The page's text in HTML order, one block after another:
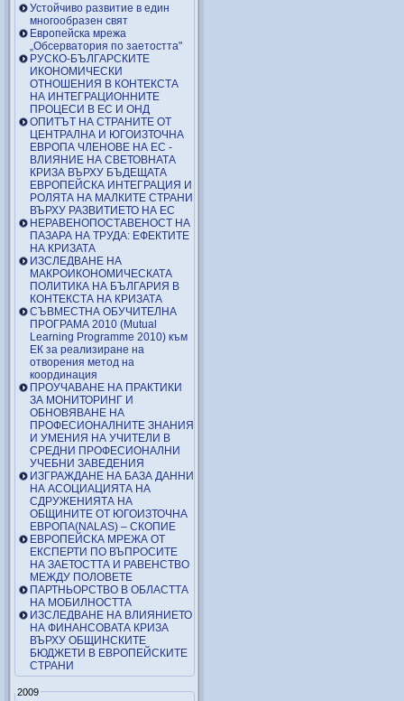
Устойчиво развитие в един
многообразен свят
Европейска мрежа
„Обсерватория по заетостта"
РУСКО-БЪЛГАРСКИТЕ
ИКОНОМИЧЕСКИ
ОТНОШЕНИЯ В КОНТЕКСТА
НА ИНТЕГРАЦИОННИТЕ
ПРОЦЕСИ В ЕС И ОНД
ОПИТЪТ НА СТРАНИТЕ ОТ
ЦЕНТРАЛНА И ЮГОИЗТОЧНА
ЕВРОПА ЧЛЕНОВЕ НА ЕС -
ВЛИЯНИЕ НА СВЕТОВНАТА
КРИЗА ВЪРХУ БЪДЕЩАТА
ЕВРОПЕЙСКА ИНТЕГРАЦИЯ И
РОЛЯТА НА МАЛКИТЕ СТРАНИ
ВЪРХУ РАЗВИТИЕТО НА ЕС
НЕРАВЕНОПОСТАВЕНОСТ НА
ПАЗАРА НА ТРУДА: ЕФЕКТИТЕ
НА КРИЗАТА
ИЗСЛЕДВАНЕ НА
МАКРОИКОНОМИЧЕСКАТА
ПОЛИТИКА НА БЪЛГАРИЯ В
КОНТЕКСТА НА КРИЗАТА
СЪВМЕСТНА ОБУЧИТЕЛНА
ПРОГРАМА 2010 (Mutual
Learning Programme 2010) към
ЕК за реализиране на
отворения метод на
координация
ПРОУЧАВАНЕ НА ПРАКТИКИ
ЗА МОНИТОРИНГ И
ОБНОВЯВАНЕ НА
ПРОФЕСИОНАЛНИТЕ ЗНАНИЯ
И УМЕНИЯ НА УЧИТЕЛИ В
СРЕДНИ ПРОФЕСИОНАЛНИ
УЧЕБНИ ЗАВЕДЕНИЯ
ИЗГРАЖДАНЕ НА БАЗА ДАННИ
НА АСОЦИАЦИЯТА НА
СДРУЖЕНИЯТА НА
ОБЩИНИТЕ ОТ ЮГОИЗТОЧНА
ЕВРОПА(NALAS) – СКОПИЕ
ЕВРОПЕЙСКА МРЕЖА ОТ
ЕКСПЕРТИ ПО ВЪПРОСИТЕ
НА ЗАЕТОСТТА И РАВЕНСТВО
МЕЖДУ ПОЛОВЕТЕ
ПАРТНЬОРСТВО В ОБЛАСТТА
НА МОБИЛНОСТТА
ИЗСЛЕДВАНЕ НА ВЛИЯНИЕТО
НА ФИНАНСОВАТА КРИЗА
ВЪРХУ ОБЩИНСКИТЕ
БЮДЖЕТИ В ЕВРОПЕЙСКИТЕ
СТРАНИ
2009